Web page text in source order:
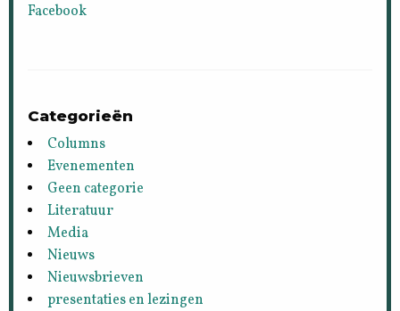
Facebook
Categorieën
Columns
Evenementen
Geen categorie
Literatuur
Media
Nieuws
Nieuwsbrieven
presentaties en lezingen